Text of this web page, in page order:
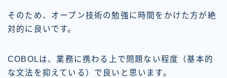
そのため、オープン技術の勉強に時間をかけた方が絶
対的に良いです。
COBOLは、業務に携わる上で問題ない程度（基本的
な文法を抑えている）で良いと思います。